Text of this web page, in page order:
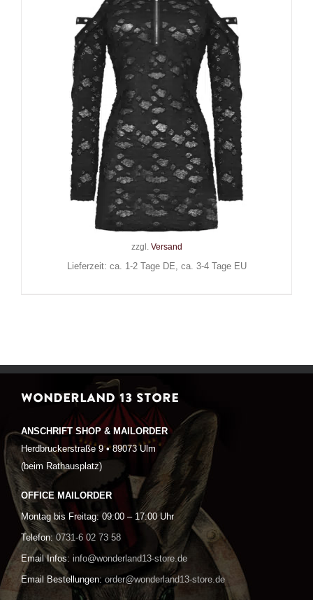
Dark in Love Kleid Doomsday
Kitten
74,90€
Inkl. MwSt.
zzgl. Versand
Lieferzeit: ca. 1-2 Tage DE, ca. 3-4 Tage EU
WONDERLAND 13 STORE
ANSCHRIFT SHOP & MAILORDER
Herdbruckerstraße 9 • 89073 Ulm
(beim Rathausplatz)
OFFICE MAILORDER
Montag bis Freitag: 09:00 – 17:00 Uhr
Telefon: 0731-6 02 73 58
Email Infos: info@wonderland13-store.de
Email Bestellungen: order@wonderland13-store.de